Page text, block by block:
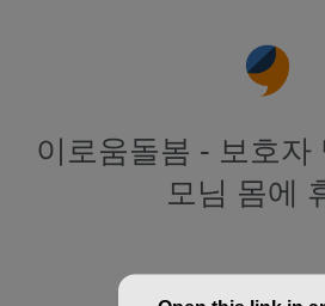
이로움돌봄 - 보호자
모님 몸에